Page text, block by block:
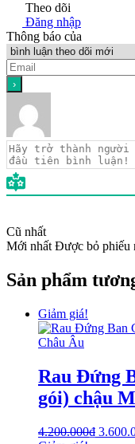
Theo dõi
Đăng nhập
Thông báo của
Cũ nhất
Mới nhất Được bỏ phiếu
Sản phẩm
Giảm giá!
Rau Đứng
gói) chậu
4.200.000₫